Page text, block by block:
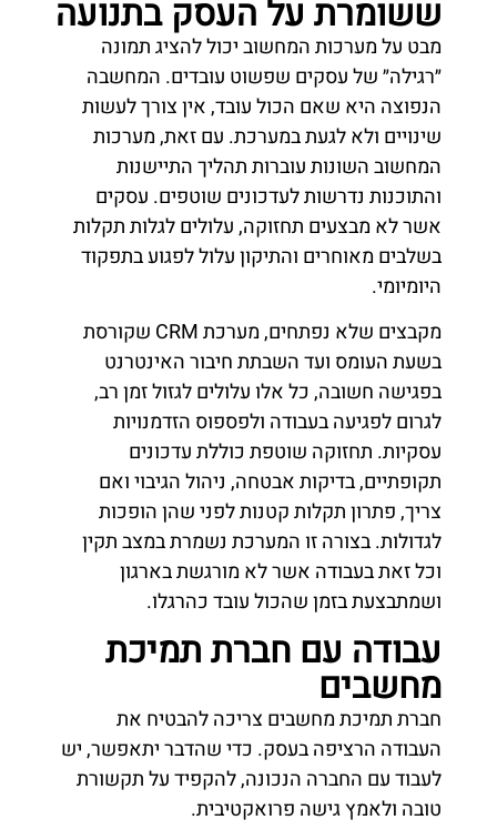
ששומרת על העסק בתנועה
מבט על מערכות המחשוב יכול להציג תמונה
״רגילה״ של עסקים שפשוט עובדים. המחשבה
הנפוצה היא שאם הכול עובד, אין צורך לעשות
שינויים ולא לגעת במערכת. עם זאת, מערכות
המחשוב השונות עוברות תהליך התיישנות
והתוכנות נדרשות לעדכונים שוטפים. עסקים
אשר לא מבצעים תחזוקה, עלולים לגלות תקלות
בשלבים מאוחרים והתיקון עלול לפגוע בתפקוד
היומיומי.
מקבצים שלא נפתחים, מערכת CRM שקורסת
בשעת העומס ועד השבתת חיבור האינטרנט
בפגישה חשובה, כל אלו עלולים לגזול זמן רב,
לגרום לפגיעה בעבודה ולפספוס הזדמנויות
עסקיות. תחזוקה שוטפת כוללת עדכונים
תקופתיים, בדיקות אבטחה, ניהול הגיבוי ואם
צריך, פתרון תקלות קטנות לפני שהן הופכות
לגדולות. בצורה זו המערכת נשמרת במצב תקין
וכל זאת בעבודה אשר לא מורגשת בארגון
ושמתבצעת בזמן שהכול עובד כהרגלו.
עבודה עם חברת תמיכת
מחשבים
חברת תמיכת מחשבים צריכה להבטיח את
העבודה הרציפה בעסק. כדי שהדבר יתאפשר, יש
לעבוד עם החברה הנכונה, להקפיד על תקשורת
טובה ולאמץ גישה פרואקטיבית.